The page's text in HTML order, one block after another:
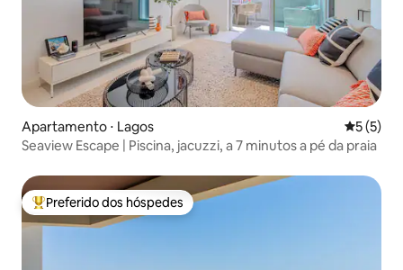
Apartamento ⋅ Lagos 5 de
5 (5)
Seaview Escape | Piscina, jacuzzi, a 7 minutos a pé da praia
Entre os melhores preferidos dos hóspedes
Preferido dos hóspedes